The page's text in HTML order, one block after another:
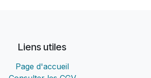
Liens utiles
Page d'accueil